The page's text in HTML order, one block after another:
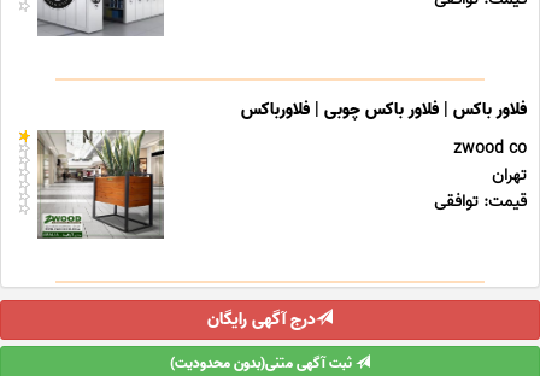
فلاور باکس | فلاور باکس چوبی | فلاورباکس
zwood co
تهران
قیمت: توافقی
درج آگهی رایگان
ثبت آگهی متنی(بدون محدودیت)